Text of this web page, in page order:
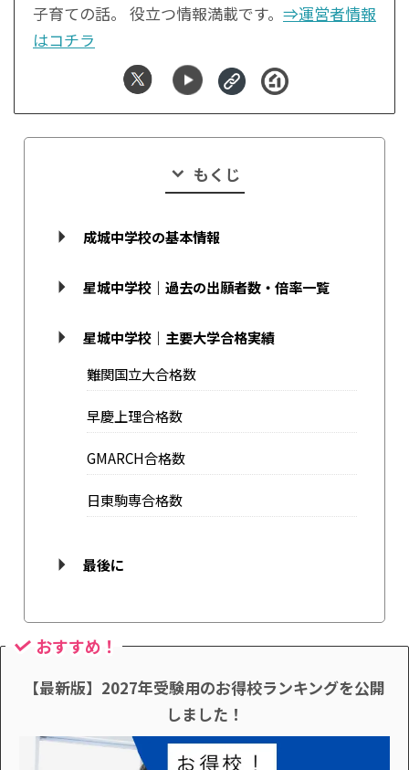
子育ての話。 役立つ情報満載です。 ⇒運営者情報
はコチラ
もくじ
成城中学校の基本情報
星城中学校｜過去の出願者数・倍率一覧
星城中学校｜主要大学合格実績
難関国立大合格数
早慶上理合格数
GMARCH合格数
日東駒専合格数
最後に
おすすめ！
【最新版】2027年受験用のお得校ランキングを公開
しました！